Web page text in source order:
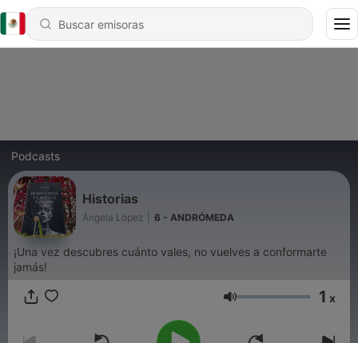
Podcasts
Historias
Ángela López 6 - ANDRÓMEDA
¡Una vez descubres cuánto vales, no vuelves a conformarte
jamás!
Volumen 1 x